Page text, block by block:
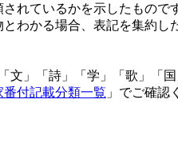
れているかを示したもので
わかる場合、表記を集約し
文」「詩」「学」「歌」「
番付記載分類一覧 」でご確認